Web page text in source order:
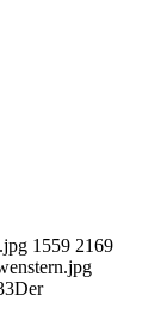
1559 2169
Der